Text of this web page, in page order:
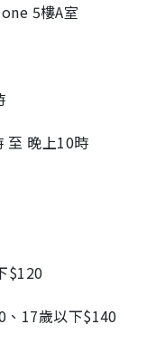
5樓A室
至 晚上10時
$120
、17歲以下$140